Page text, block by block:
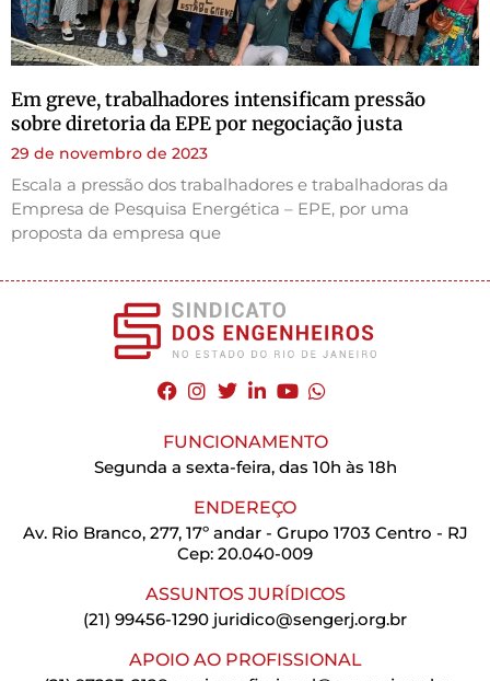
Em greve, trabalhadores intensificam pressão
sobre diretoria da EPE por negociação justa
29 de novembro de 2023
Escala a pressão dos trabalhadores e trabalhadoras da
Empresa de Pesquisa Energética – EPE, por uma
proposta da empresa que
FUNCIONAMENTO
Segunda a sexta-feira, das 10h às 18h
ENDEREÇO
Av. Rio Branco, 277, 17º andar - Grupo 1703 Centro - RJ
Cep: 20.040-009
ASSUNTOS JURÍDICOS
(21) 99456-1290 juridico@sengerj.org.br
APOIO AO PROFISSIONAL